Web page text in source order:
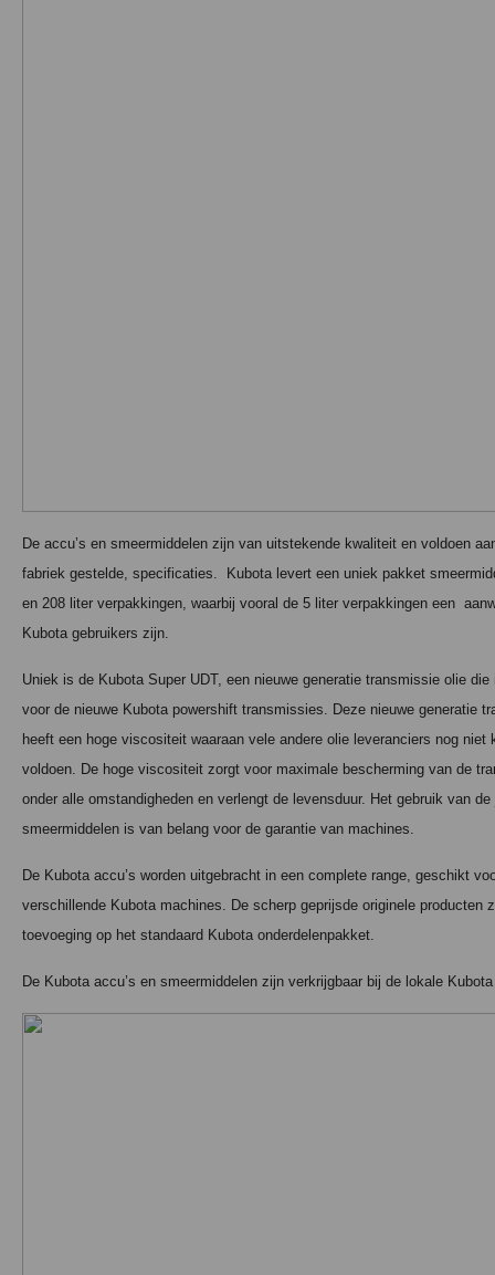
De accu’s en smeermiddelen zijn van uitstekende kwaliteit en voldoen
fabriek gestelde, specificaties.
Kubota levert een uniek pakket
en 208 liter verpakkingen, waarbij vooral de 5 liter verpakkingen een
Kubota gebruikers zijn.
Uniek is de Kubota Super UDT, een nieuwe generatie transmissie olie
voor de nieuwe Kubota powershift transmissies. Deze nieuwe generatie
heeft een hoge viscositeit waaraan vele andere olie leveranciers nog niet
voldoen. De hoge viscositeit zorgt voor maximale bescherming van de
onder alle omstandigheden en verlengt de levensduur. Het gebruik van de
smeermiddelen is van belang voor de garantie van machines.
De Kubota accu’s worden uitgebracht in een complete range, geschikt
verschillende Kubota machines. De scherp geprijsde originele producten
toevoeging op het standaard Kubota onderdelenpakket.
De Kubota accu’s en smeermiddelen zijn verkrijgbaar bij de lokale